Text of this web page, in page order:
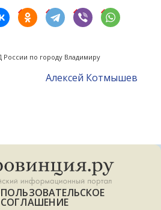
по городу Владимиру
Алексей Котмышев
ПОЛЬЗОВАТЕЛЬСКОЕ
СОГЛАШЕНИЕ